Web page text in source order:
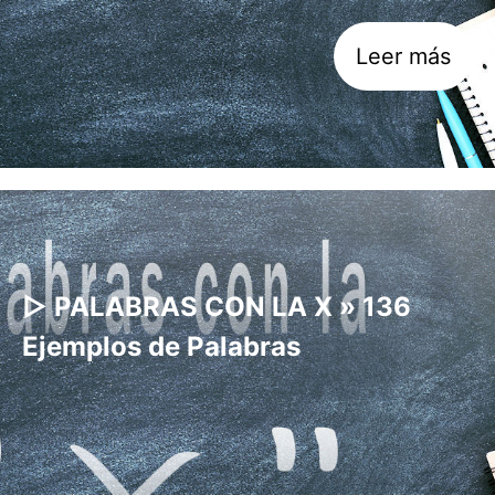
Leer más
▷ PALABRAS CON LA X » 136
Ejemplos de Palabras